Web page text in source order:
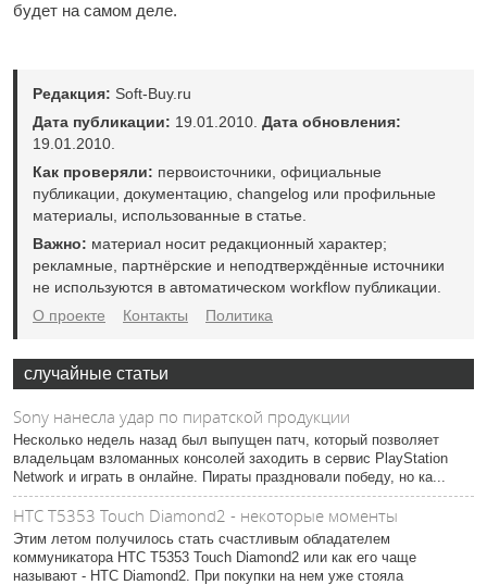
будет на самом деле.
Редакция: Soft-Buy.ru
Дата публикации: 19.01.2010. Дата обновления:
19.01.2010.
Как проверяли: первоисточники, официальные
публикации, документацию, changelog или профильные
материалы, использованные в статье.
Важно: материал носит редакционный характер;
рекламные, партнёрские и неподтверждённые источники
не используются в автоматическом workflow публикации.
О проекте
Контакты Политика
случайные статьи
Sony нанесла удар по пиратской продукции
Несколько недель назад был выпущен патч, который позволяет
владельцам взломанных консолей заходить в сервис PlayStation
Network и играть в онлайне. Пираты праздновали победу, но ка...
HTC T5353 Touch Diamond2 - некоторые моменты
Этим летом получилось стать счастливым обладателем
коммуникатора HTC T5353 Touch Diamond2 или как его чаще
называют - HTC Diamond2. При покупки на нем уже стояла